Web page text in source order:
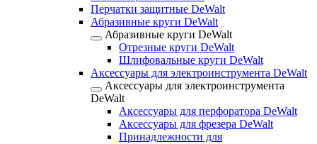
Перчатки защитные DeWalt
Абразивные круги DeWalt
Абразивные круги DeWalt
Отрезные круги DeWalt
Шлифовальные круги DeWalt
Аксессуары для электроинструмента DeWalt
Аксессуары для электроинструмента
DeWalt
Аксессуары для перфоратора DeWalt
Аксессуары для фрезера DeWalt
Принадлежности для